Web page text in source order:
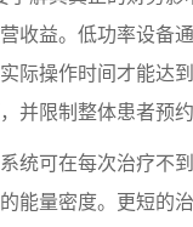
收益。低功率设备
际操作时间才能达
并限制整体患者预
统可在每次治疗不
能量密度。更短的